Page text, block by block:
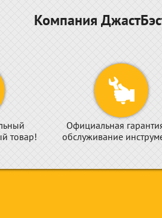
Компания
товар!
Официальная
обслуживание